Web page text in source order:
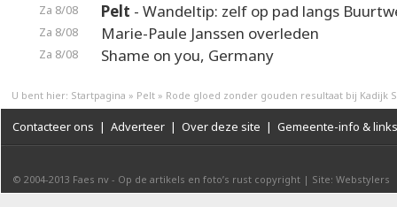
Za 8/08 Pelt - Wandeltip: zelf op pad langs
Za 8/08 Marie-Paule Janssen overleden
Za 8/08 Shame on you, Germany
U bent hier: Startpagina » Pelt » Rode gloed zonder gouden resultaat bij Kadijk
Contacteer ons | Adverteer | Over deze site | Gemeente-info & links
© 2004-2013 Faes nv - Op de artikels en foto’s rust copyright | Site: Webstylers